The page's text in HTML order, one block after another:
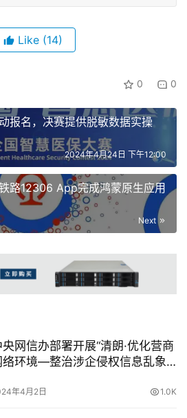
Like (14)
0 0
报名，决赛提供脱敏数据实操
2024年4月24日 下午12:00
路12306 App完成鸿蒙原生应用
Next
央网信办部署开展“清朗·优化营商
络环境—整治涉企侵权信息乱象”
年4月2日 1.0K